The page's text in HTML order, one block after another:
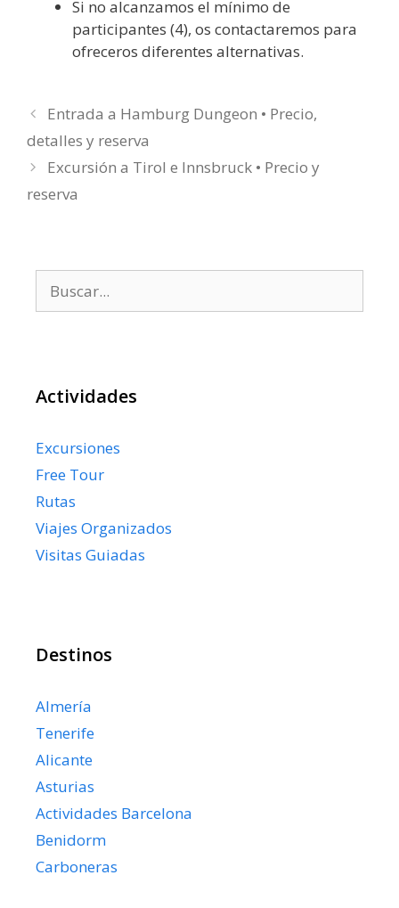
Si no alcanzamos el mínimo de
participantes (4), os contactaremos para
ofreceros diferentes alternativas.
Entrada a Hamburg Dungeon • Precio,
detalles y reserva
Excursión a Tirol e Innsbruck • Precio y
reserva
Actividades
Excursiones
Free Tour
Rutas
Viajes Organizados
Visitas Guiadas
Destinos
Almería
Tenerife
Alicante
Asturias
Actividades Barcelona
Benidorm
Carboneras